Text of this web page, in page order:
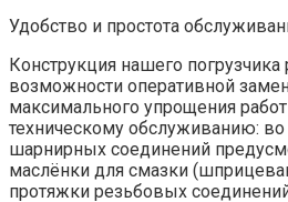
Удобство и простота
Конструкция нашего погрузчика
возможности оперативной
максимального упрощения
техническому обслуживанию: во
шарнирных соединений
маслёнки для смазки
протяжки резьбовых